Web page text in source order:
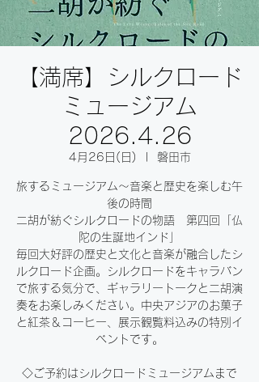
【満席】シルクロード
ミュージアム
2026.4.26
4月26日(日) 磐田市
旅するミュージアム～音楽と歴史を楽しむ午
後の時間
二胡が紡ぐシルクロードの物語 第四回「仏
陀の生誕地インド」
毎回大好評の歴史と文化と音楽が融合したシ
ルクロード企画。シルクロードをキャラバン
で旅する気分で、ギャラリートークと二胡演
奏をお楽しみください。中央アジアのお菓子
と紅茶＆コーヒー、展示観覧料込みの特別イ
ベントです。
◇ご予約はシルクロードミュージアムまで